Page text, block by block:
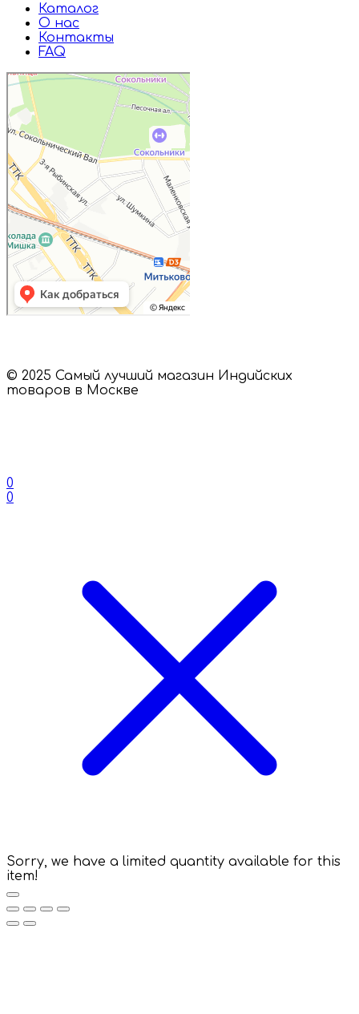
Каталог
О нас
Контакты
FAQ
Дружба
Пищевые ингредиенты и специи в
Москве
Магазин подарков и сувениров в
Москве
© 2025 Самый лучший магазин Индийских
товаров в Москве
0
0
Sorry, we have a limited quantity available for this
item!